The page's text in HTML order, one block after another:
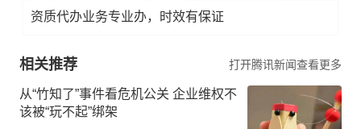
资质代办业务专业办，时效有保证
相关推荐 打开腾讯新闻查看更多
从“竹知了”事件看危机公关 企业维权不
该被“玩不起”绑架